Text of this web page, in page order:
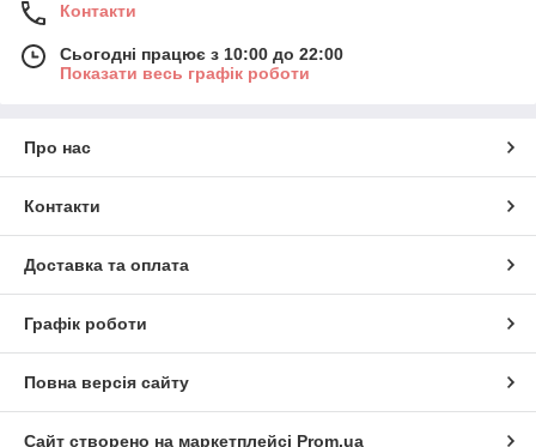
Контакти
Сьогодні працює з 10:00 до 22:00
Показати весь графік роботи
Про нас
Контакти
Доставка та оплата
Графік роботи
Повна версія сайту
Сайт створено на маркетплейсі Prom.ua